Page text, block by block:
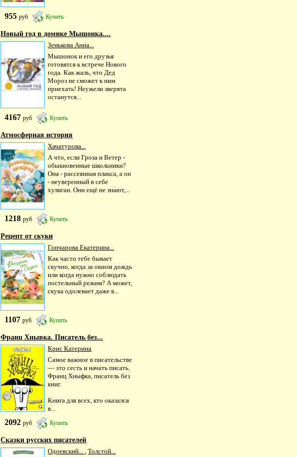
955руб Купить
Новый год в домике Мышонка....
Зенькова Анна...
Мышонок и его друзья
готовятся к встрече Нового
года. Как жаль, что Дед
Мороз не сможет к ним
приехать! Неужели зверята
останутся...
4167руб Купить
Атмосферная история
Хачатурова...
А что, если Гроза и Ветер -
обыкновенные школьники?
Она - рассеянная плакса, а он
- неуверенный в себе
хулиган. Они ещё не знают,...
1218руб Купить
Рецепт от скуки
Гончарова Екатерина...
Как часто тебе бывает
скучно, когда за окном дождь
или когда нужно соблюдать
постельный режим? А может,
скука одолевает даже в...
1107руб Купить
Франц Хнывка. Писатель без...
Крис Катерина
Самое важное в писательстве
— это сесть и начать писать.
Франц Хныфка, писатель без
книг.
Книга для всех, кто оказался
в...
2092руб Купить
Сказки русских писателей
Одоевский...
,Толстой...